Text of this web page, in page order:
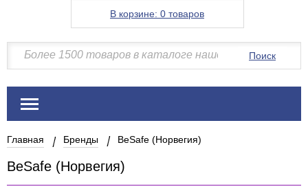
В корзине: 0 товаров
Поиск
Главная Бренды BeSafe (Норвегия)
BeSafe (Норвегия)